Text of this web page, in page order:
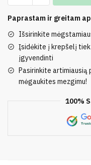
100%
Medvilnė
Paprastam ir greitam
Išsirinkite
Įsidėkite į krepšelį tiek
įgyvendinti
Pasirinkite artimiausią
mėgaukites mezgimu!
100%